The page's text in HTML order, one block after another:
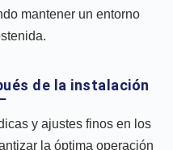
mantener un entorno
de la instalación
y ajustes finos en los
la óptima operación